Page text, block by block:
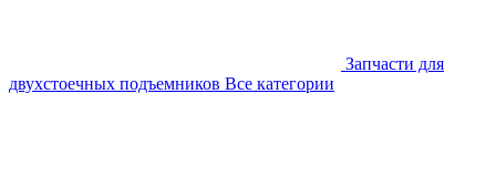
Запчасти для
двухстоечных подъемников Все категории